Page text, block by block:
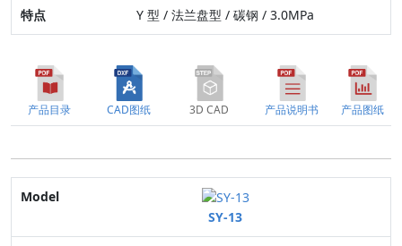
Y 型 / 法兰盘型 / 碳钢 / 3.0MPa
产品目录 CAD图纸 3D CAD 产品说明书 产品图纸
Model
口径
SY-13